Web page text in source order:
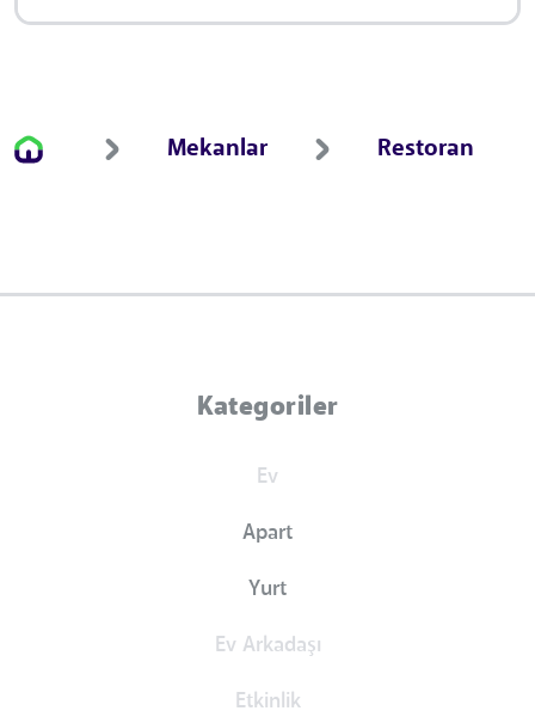
Mekanlar Restoran
Kategoriler
Ev
Apart
Yurt
Ev Arkadaşı
Etkinlik